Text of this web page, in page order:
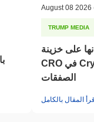
August 08 2026
TRUMP MEDIA
على خزينة
CRO في Crypto.com مع تفكك
الصفقات
المقال بالكامل